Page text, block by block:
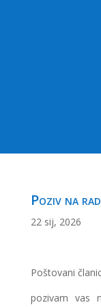
Poziv na
22 sij, 2026
Poštovani
pozivam vas